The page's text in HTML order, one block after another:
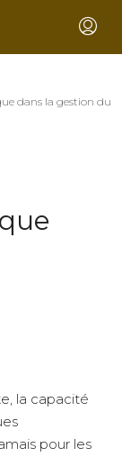
dans la gestion du
la capacité
pour les